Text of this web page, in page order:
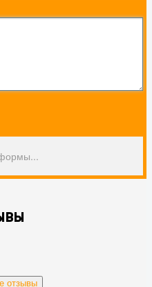
работают
что очень огорчило,
отзывы